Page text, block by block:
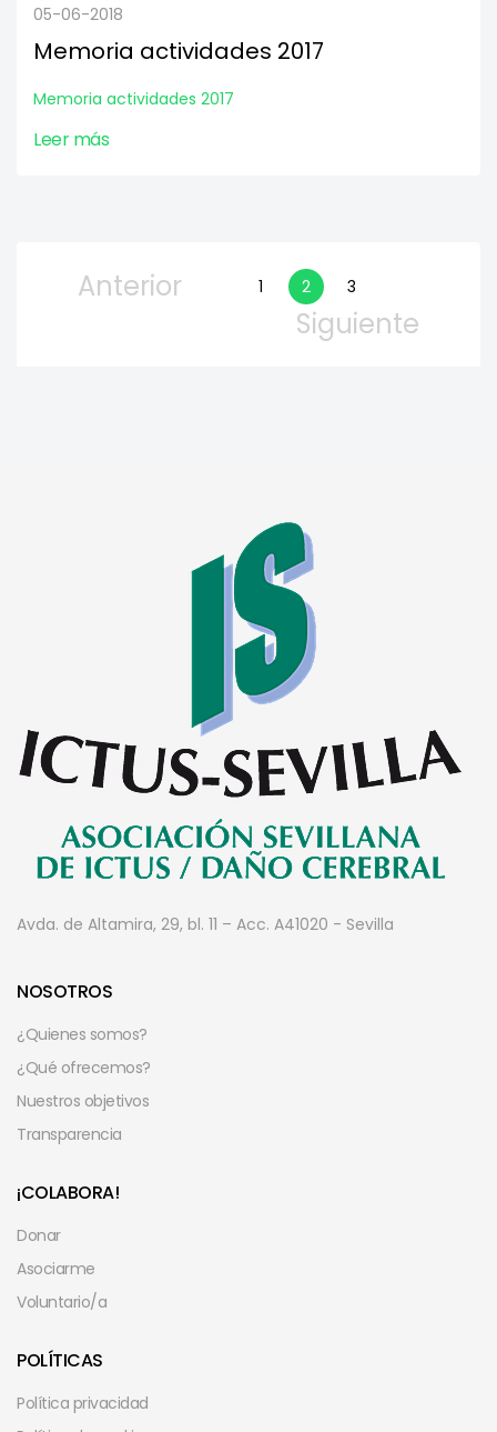
05-06-2018
Memoria actividades 2017
Memoria actividades 2017
Leer más
Anterior 1 2 3
Siguiente
Avda. de Altamira, 29, bl. 11 – Acc. A41020 - Sevilla
NOSOTROS
¿Quienes somos?
¿Qué ofrecemos?
Nuestros objetivos
Transparencia
¡COLABORA!
Donar
Asociarme
Voluntario/a
POLÍTICAS
Política privacidad